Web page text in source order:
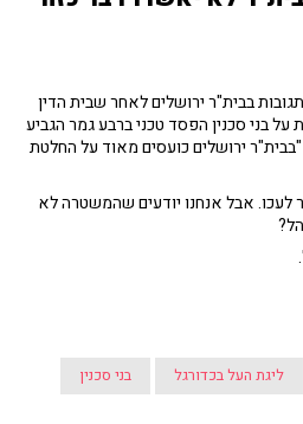
בבית"ר ירושלים לאחר שבית הדין
בני סכנין הפסד טכני ברבע גמר הגביע
"בבית"ר ירושלים כועסים מאוד על החלטת
אבל אנחנו יודעים שהמשטרה לא
ליגת העל בכדורגל
בני סכנין